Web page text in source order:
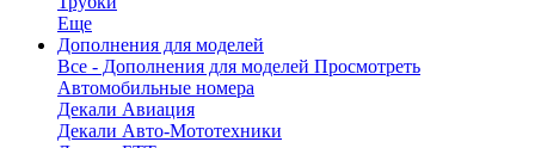
Еще
Дополнения для моделей
Все - Дополнения для моделей Просмотреть
Автомобильные номера
Декали Авиация
Декали Авто-Мототехники